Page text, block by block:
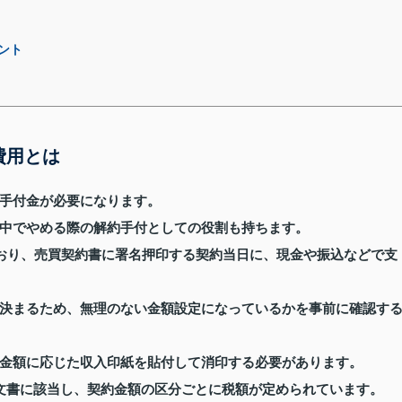
ト
用とは
付金が必要になります。
やめる際の解約手付としての役割も持ちます。
、売買契約書に署名押印する契約当日に、現金や振込などで支
まるため、無理のない金額設定になっているかを事前に確認する
に応じた収入印紙を貼付して消印する必要があります。
に該当し、契約金額の区分ごとに税額が定められています。